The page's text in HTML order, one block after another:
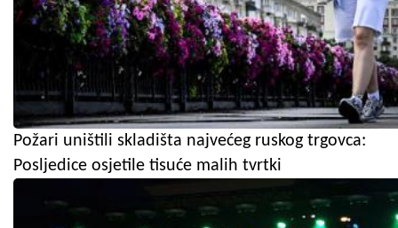
Požari uništili skladišta najvećeg ruskog trgovca:
Posljedice osjetile tisuće malih tvrtki